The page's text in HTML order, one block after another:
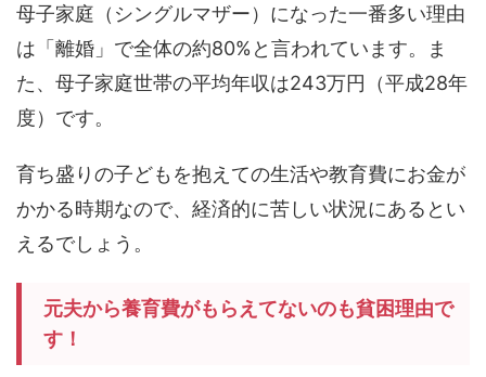
母子家庭（シングルマザー）になった一番多い理由
は「離婚」で全体の約80%と言われています。ま
た、母子家庭世帯の平均年収は243万円（平成28年
度）です。
育ち盛りの子どもを抱えての生活や教育費にお金が
かかる時期なので、経済的に苦しい状況にあるとい
えるでしょう。
元夫から養育費がもらえてないのも貧困理由で
す！